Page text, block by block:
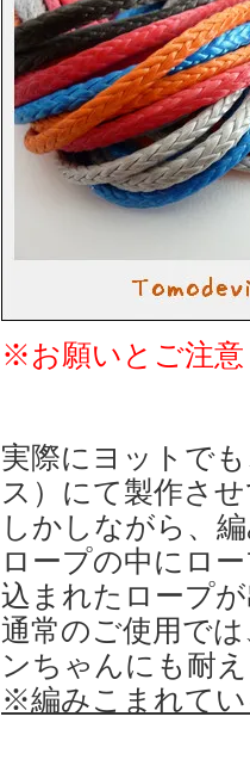
※お願いとご注意
実際にヨットで
ス）にて製作さ
しかしながら、
ロープの中にロ
込まれたロープ
通常のご使用で
ンちゃんにも耐
※編みこまれてい